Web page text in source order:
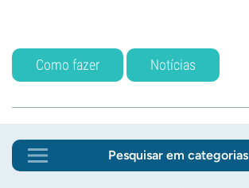
Como fazer Notícias
Pesquisar em categorias